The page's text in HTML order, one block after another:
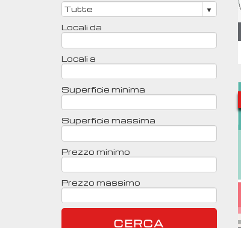
Locali da
Locali a
Superficie minima
Superficie massima
Prezzo minimo
Prezzo massimo